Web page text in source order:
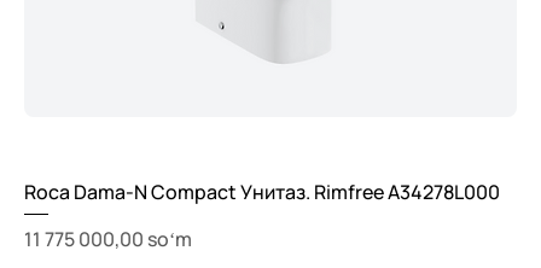
Roca Dama-N Compact Унитаз. Rimfree A34278L000
Price
11 775 000,00 soʻm